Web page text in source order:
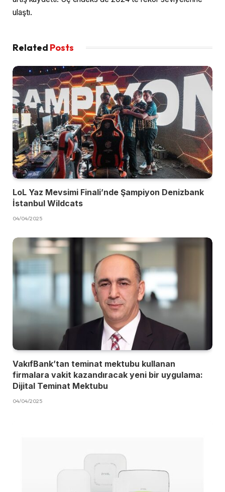
ulaştı.
Related Posts
LoL Yaz Mevsimi Finali’nde Şampiyon Denizbank
İstanbul Wildcats
04/04/2025
VakıfBank’tan teminat mektubu kullanan
firmalara vakit kazandıracak yeni bir uygulama:
Dijital Teminat Mektubu
04/04/2025